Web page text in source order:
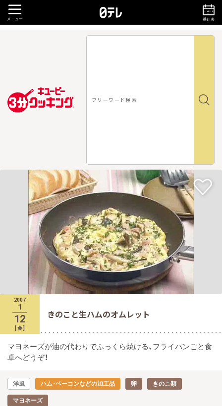
メニュー 番組表
2007
1
12
金
きのこと生ハムのオムレット
マヨネーズが油の代わりでふっくら焼ける、フライパンごと食
卓へどうぞ！
洋風 ハム･ベーコンなどの加工品 卵 きのこ類
マヨネーズ